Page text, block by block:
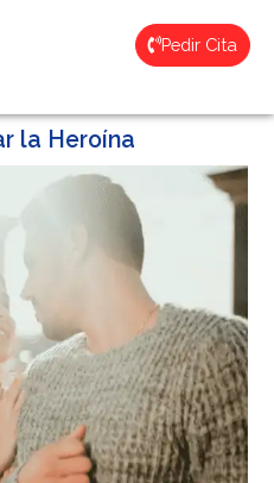
Pedir Cita
la Heroína